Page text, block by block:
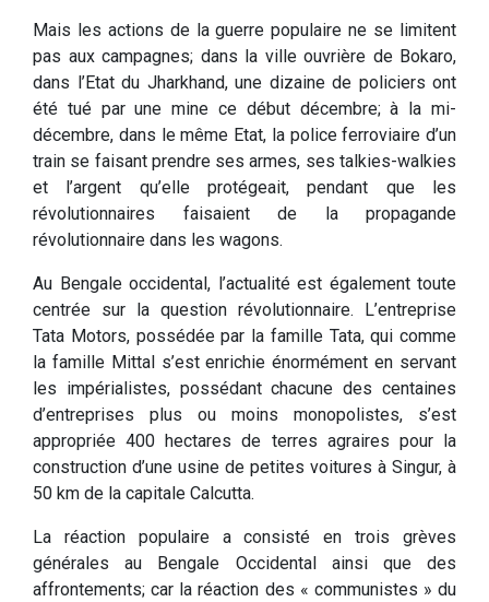
Mais les actions de la guerre populaire ne se limitent
pas aux campagnes; dans la ville ouvrière de Bokaro,
dans l’Etat du Jharkhand, une dizaine de policiers ont
été tué par une mine ce début décembre; à la mi-
décembre, dans le même Etat, la police ferroviaire d’un
train se faisant prendre ses armes, ses talkies-walkies
et l’argent qu’elle protégeait, pendant que les
révolutionnaires faisaient de la propagande
révolutionnaire dans les wagons.
Au Bengale occidental, l’actualité est également toute
centrée sur la question révolutionnaire. L’entreprise
Tata Motors, possédée par la famille Tata, qui comme
la famille Mittal s’est enrichie énormément en servant
les impérialistes, possédant chacune des centaines
d’entreprises plus ou moins monopolistes, s’est
appropriée 400 hectares de terres agraires pour la
construction d’une usine de petites voitures à Singur, à
50 km de la capitale Calcutta.
La réaction populaire a consisté en trois grèves
générales au Bengale Occidental ainsi que des
affrontements; car la réaction des « communistes » du